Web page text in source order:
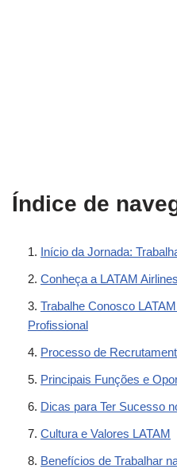
Índice de
Início da Jornada:
Conheça a LATAM Airlines
Trabalhe Conosco
Profissional
Processo de
Principais Funções e
Dicas para Ter Sucesso
Cultura e Valores LATAM
Benefícios de Trabalhar